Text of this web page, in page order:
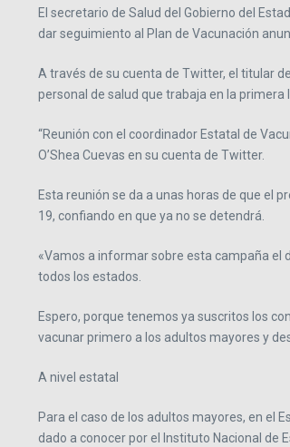
El secretario de Salud del Gobierno del
dar seguimiento al Plan de Vacunación
A través de su cuenta de Twitter, el titular
personal de salud que trabaja en la
“Reunión con el coordinador Estatal de
O’Shea Cuevas en su cuenta de Twitter.
Esta reunión se da a unas horas de que el
19, confiando en que ya no se detendrá.
«Vamos a informar sobre esta campaña el
todos los estados.
Espero, porque tenemos ya suscritos los
vacunar primero a los adultos mayores y
A nivel estatal
Para el caso de los adultos mayores, en el
dado a conocer por el Instituto Nacional de